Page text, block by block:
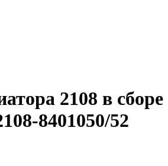
2108 в сборе
8401050/52